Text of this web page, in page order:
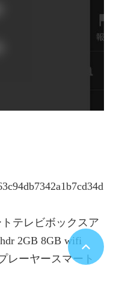
テレビボックスア
2GB 8GB wifi
レーヤースマート